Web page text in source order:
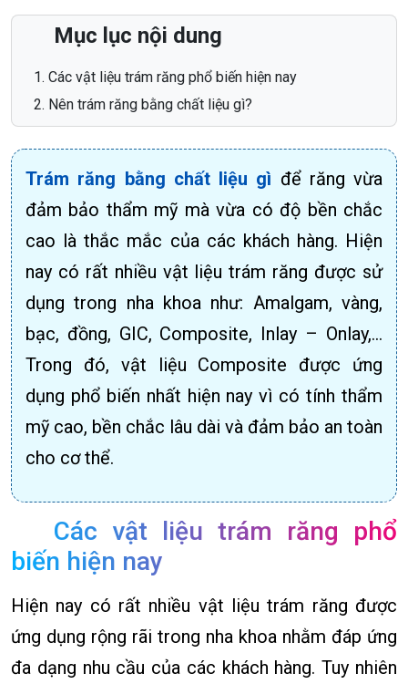
Mục lục nội dung
Các vật liệu trám răng phổ biến hiện nay
Nên trám răng bằng chất liệu gì?
Trám răng bằng chất liệu gì để răng vừa
đảm bảo thẩm mỹ mà vừa có độ bền chắc
cao là thắc mắc của các khách hàng. Hiện
nay có rất nhiều vật liệu trám răng được sử
dụng trong nha khoa như: Amalgam, vàng,
bạc, đồng, GIC, Composite, Inlay – Onlay,…
Trong đó, vật liệu Composite được ứng
dụng phổ biến nhất hiện nay vì có tính thẩm
mỹ cao, bền chắc lâu dài và đảm bảo an toàn
cho cơ thể.
Các vật liệu trám răng phổ
biến hiện nay
Hiện nay có rất nhiều vật liệu trám răng được
ứng dụng rộng rãi trong nha khoa nhằm đáp ứng
đa dạng nhu cầu của các khách hàng. Tuy nhiên